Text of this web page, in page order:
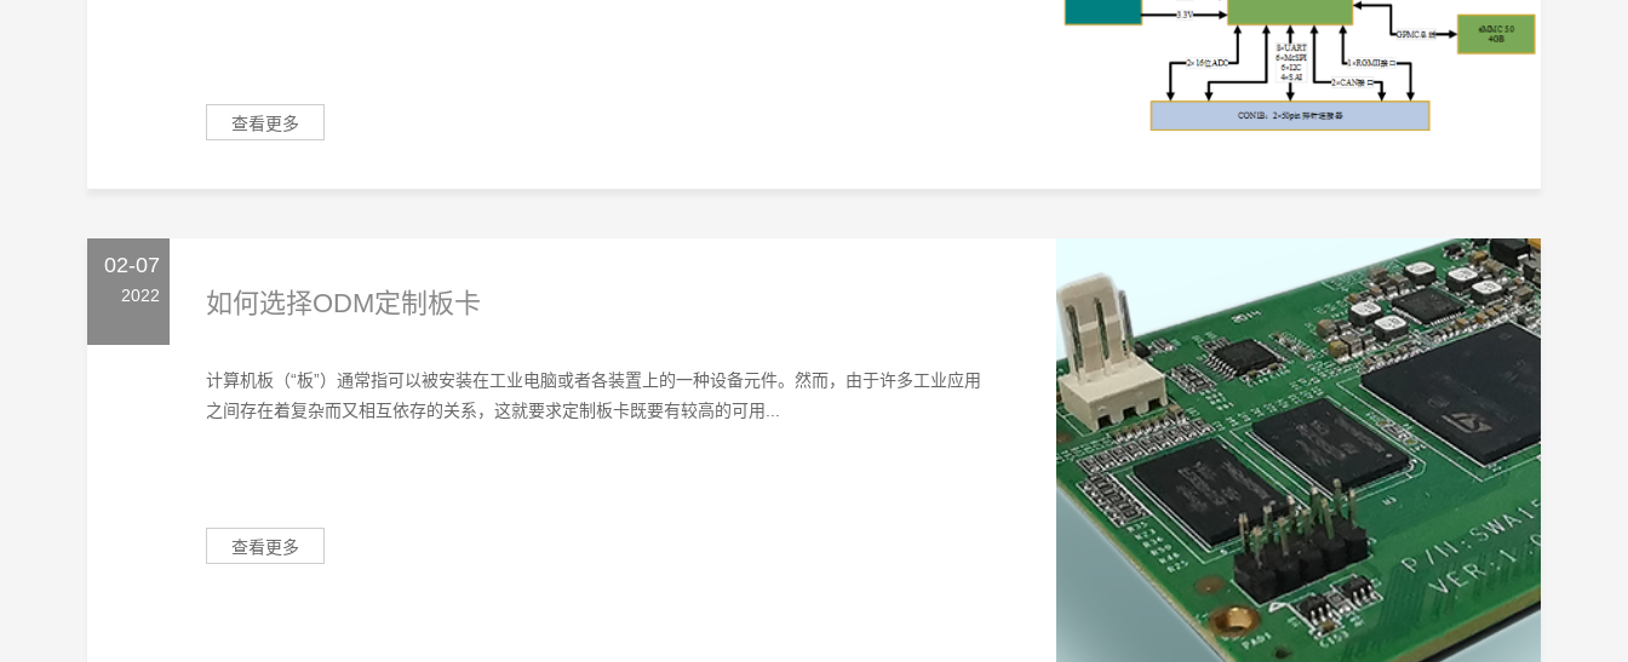
查看更多
02-07
2022 如何选择ODM定制板卡‍
计算机板（“板”）通常指可以被安装在工业电脑或者各装置上的一种设备元件。然而，由于许多工业应用
之间存在着复杂而又相互依存的关系，这就要求定制板卡既要有较高的可用...
查看更多